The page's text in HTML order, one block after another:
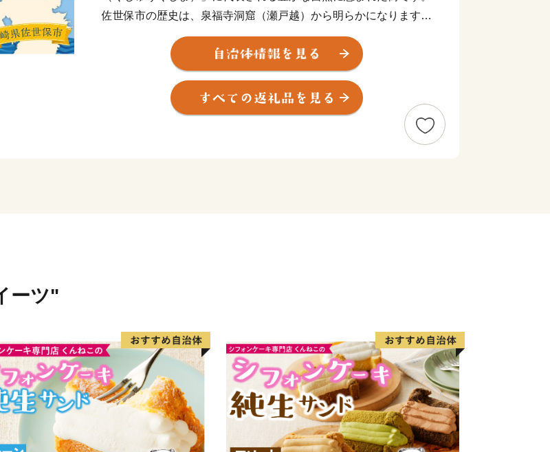
佐世保市の歴史は、泉福寺洞窟（瀬戸越）から明らかになります。
約1万5千年前の石器が出土し、1万2千年前の層からは、世界最古
の土器「豆粒文土器(とうりゅうもんどき)」が出土しました。
明治初期までは、人口約4000人の半農半漁の一寒村でした。明治
19年に旧海軍「第三海軍区鎮守府」の設置が公布されると急速に
発展し、明治35年に「佐世保村」から一挙に「佐世保市」となり
【市の木】ハナミズキ
【市の花】カノコユリ
【隣接する自治体】長崎県（川棚町、西海市、佐々町、波佐見町、
平戸市、松浦市）、佐賀県（伊万里市、有田町）
【お問い合わせ先】
ーツ"